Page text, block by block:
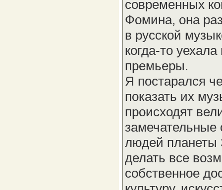
современных
Фомина, она
в русской
когда-то
премьеры.
Я постарался
показать их
происходят
замечательные
людей планеты
делать все
собственное